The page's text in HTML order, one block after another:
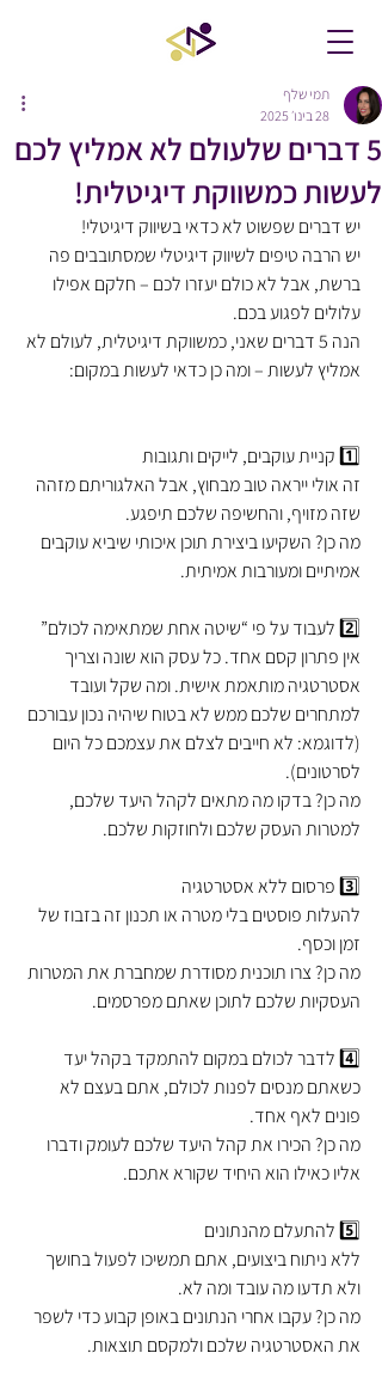
5 דברים שלעולם לא אמליץ לכם
לעשות כמשווקת דיגיטלית!
תמי שלף
28 בינו׳ 2025
יש דברים שפשוט לא כדאי בשיווק דיגיטלי!
יש הרבה טיפים לשיווק דיגיטלי שמסתובבים פה
ברשת, אבל לא כולם יעזרו לכם – חלקם אפילו
עלולים לפגוע בכם.
הנה 5 דברים שאני, כמשווקת דיגיטלית, לעולם לא
אמליץ לעשות – ומה כן כדאי לעשות במקום:
1️⃣ קניית עוקבים, לייקים ותגובות
זה אולי ייראה טוב מבחוץ, אבל האלגוריתם מזהה
שזה מזויף, והחשיפה שלכם תיפגע.
מה כן? השקיעו ביצירת תוכן איכותי שיביא עוקבים
אמיתיים ומעורבות אמיתית.
2️⃣ לעבוד על פי “שיטה אחת שמתאימה לכולם”
אין פתרון קסם אחד. כל עסק הוא שונה וצריך
אסטרטגיה מותאמת אישית. ומה שקל ועובד
למתחרים שלכם ממש לא בטוח שיהיה נכון עבורכם
(לדוגמא: לא חייבים לצלם את עצמכם כל היום
לסרטונים).
מה כן? בדקו מה מתאים לקהל היעד שלכם,
למטרות העסק שלכם ולחוזקות שלכם.
3️⃣ פרסום ללא אסטרטגיה
להעלות פוסטים בלי מטרה או תכנון זה בזבוז של
זמן וכסף.
מה כן? צרו תוכנית מסודרת שמחברת את המטרות
העסקיות שלכם לתוכן שאתם מפרסמים.
4️⃣ לדבר לכולם במקום להתמקד בקהל יעד
כשאתם מנסים לפנות לכולם, אתם בעצם לא
פונים לאף אחד.
מה כן? הכירו את קהל היעד שלכם לעומק ודברו
אליו כאילו הוא היחיד שקורא אתכם.
5️⃣ להתעלם מהנתונים
ללא ניתוח ביצועים, אתם תמשיכו לפעול בחושך
ולא תדעו מה עובד ומה לא.
מה כן? עקבו אחרי הנתונים באופן קבוע כדי לשפר
את האסטרטגיה שלכם ולמקסם תוצאות.